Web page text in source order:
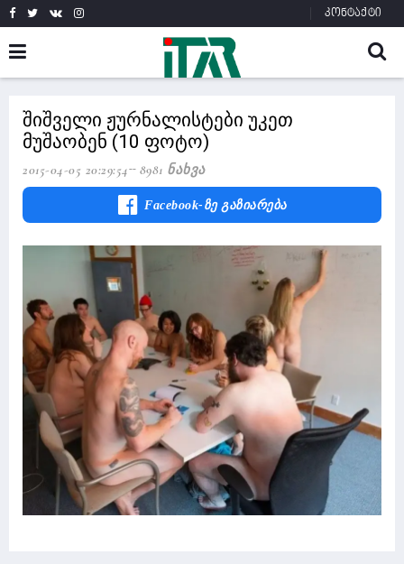
კონტაქტი
შიშველი ჟურნალისტები უკეთ
მუშაობენ (10 ფოტო)
2015-04-05 20:29:54 8981 Ნახვა
Facebook-Ზე Გაზიარება